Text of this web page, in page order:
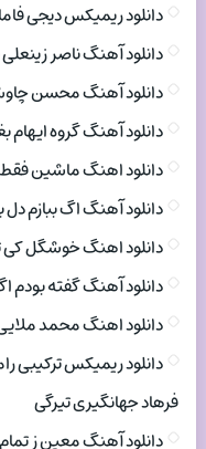
دانلود ریمیکس دیجی
دانلود آهنگ ناصر
دانلود آهنگ محسن
دانلود آهنگ گروه
دانلود اهنگ ماشین
دانلود آهنگ اگ ببازم
دانلود اهنگ خوشگل کی
دانلود آهنگ گفته بودم
دانلود اهنگ محمد
دانلود ریمیکس ترکیبی
فرهاد جهانگیری تیرگی
دانلود آهنگ معین ز